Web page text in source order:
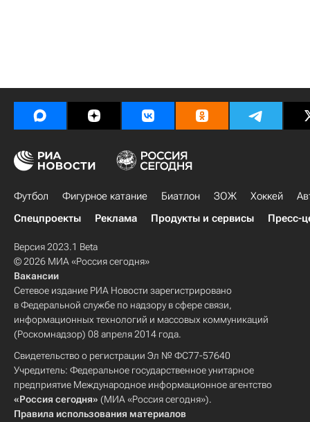
Футбол Фигурное катание Биатлон ЗОЖ Хоккей
Спецпроекты
Реклама Продукты и сервисы Пресс-
Версия 2023.1 Beta
© 2026 МИА «Россия сегодня»
Вакансии
Сетевое издание РИА Новости зарегистрировано
в Федеральной службе по надзору в сфере связи,
информационных технологий и массовых коммуникаций
(Роскомнадзор) 08 апреля 2014 года.
Свидетельство о регистрации Эл № ФС77-57640
Учредитель: Федеральное государственное унитарное
предприятие Международное информационное агентство
«Россия сегодня» (МИА «Россия сегодня»).
Правила использования материалов